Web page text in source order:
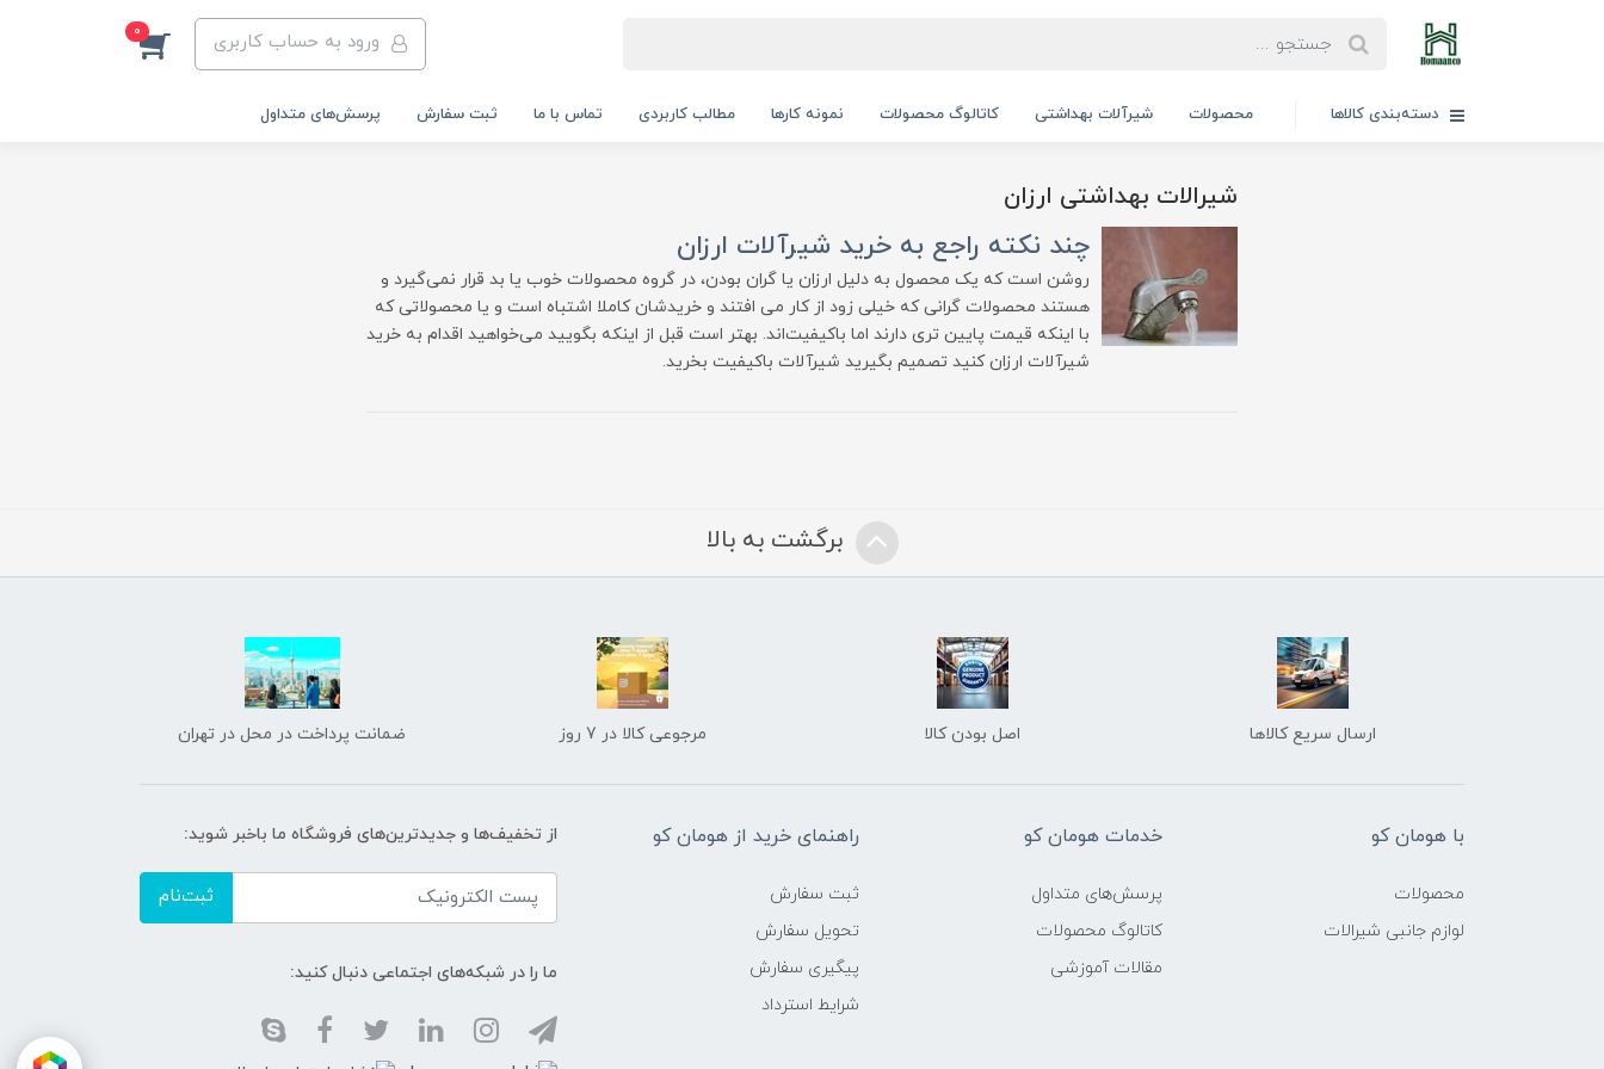
ورود به حساب کاربری 0
دسته‌بندی کالاها محصولات شیرآلات بهداشتی کاتالوگ محصولات نمونه کارها مطالب کاربردی تماس با ما ثبت سفارش پرسش‌های متداول
شیرالات بهداشتی ارزان
چند نکته راجع به خرید شیرآلات ارزان
روشن است که یک محصول به دلیل ارزان یا گران بودن، در گروه محصولات خوب یا بد قرار نمی‌گیرد و
هستند محصولات گرانی که خیلی زود از کار می افتند و خریدشان کاملا اشتباه است و یا محصولاتی که
با اینکه قیمت پایین تری دارند اما باکیفیت‌اند. بهتر است قبل از اینکه بگویید می‌خواهید اقدام به خرید
شیرآلات ارزان کنید تصمیم بگیرید شیرآلات باکیفیت بخرید.
برگشت به بالا
ارسال سریع کالاها اصل بودن کالا مرجوعی کالا در 7 روز ضمانت پرداخت در محل در تهران
با هومان کو
محصولات
لوازم جانبی شیرالات
خدمات هومان کو
پرسش‌های متداول
کاتالوگ محصولات
مقالات آموزشی
راهنمای خرید از هومان کو
ثبت سفارش
تحویل سفارش
پیگیری سفارش
شرایط استرداد
از تخفیف‌ها و جدیدترین‌های فروشگاه ما باخبر شوید:
ثبت‌نام
ما را در شبکه‌های اجتماعی دنبال کنید: